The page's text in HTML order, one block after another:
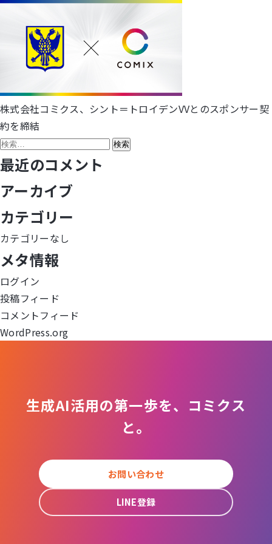
投
稿
ナ
ビ
ゲ
ー
シ
ョ
ン
株式会社コミクス、シント＝トロイデンVVとのスポンサー契
約を締結
検
索:
最近のコメント
アーカイブ
カテゴリー
カテゴリーなし
メタ情報
ログイン
投稿フィード
コメントフィード
WordPress.org
生成AI活用の第一歩を、コミクス
と。
お問い合わせ
LINE登録